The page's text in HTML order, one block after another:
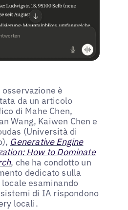
osservazione è
da un articolo
di Mahe Chen,
Wang, Kaiwen Chen e
(Università di
Generative Engine
How to Dominate
, che ha condotto un
dedicato sulla
esaminando
di IA rispondono
locali.